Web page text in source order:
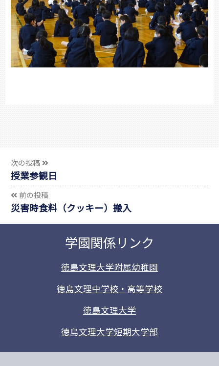
次の投稿
授業参観日
前の投稿
災害時食料（クッキー）搬入
学園関係リンク
徳島文理大学附属幼稚園
徳島文理中学校・高等学校
徳島文理大学
徳島文理大学短期大学部